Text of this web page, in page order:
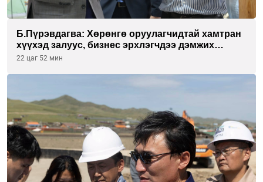
Б.Пүрэвдагва: Хөрөнгө оруулагчидтай хамтран
хүүхэд залуус, бизнес эрхлэгчдээ дэмжих
инкубатор төвүүдийг хотын захын
22 цаг 52 мин